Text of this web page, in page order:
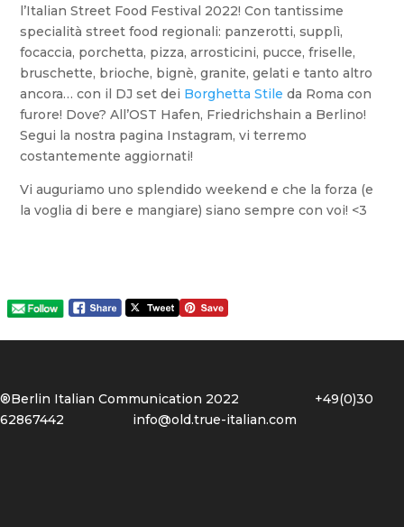
l’Italian Street Food Festival 2022! Con tantissime
specialità street food regionali: panzerotti, supplì,
focaccia, porchetta, pizza, arrosticini, pucce, friselle,
bruschette, brioche, bignè, granite, gelati e tanto altro
ancora… con il DJ set dei Borghetta Stile da Roma con
furore! Dove? All’OST Hafen, Friedrichshain a Berlino!
Segui la nostra pagina Instagram, vi terremo
costantemente aggiornati!
Vi auguriamo uno splendido weekend e che la forza (e
la voglia di bere e mangiare) siano sempre con voi! <3
®Berlin Italian Communication 2022 +49(0)30
62867442
info@old.true-italian.com